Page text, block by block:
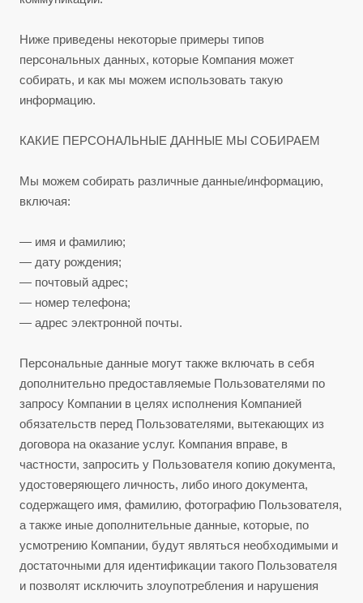
Ниже приведены некоторые примеры типов
персональных данных, которые Компания может
собирать, и как мы можем использовать такую
информацию.
КАКИЕ ПЕРСОНАЛЬНЫЕ ДАННЫЕ МЫ СОБИРАЕМ
Мы можем собирать различные данные/информацию,
включая:
— имя и фамилию;
— дату рождения;
— почтовый адрес;
— номер телефона;
— адрес электронной почты.
Персональные данные могут также включать в себя
дополнительно предоставляемые Пользователями по
запросу Компании в целях исполнения Компанией
обязательств перед Пользователями, вытекающих из
договора на оказание услуг. Компания вправе, в
частности, запросить у Пользователя копию документа,
удостоверяющего личность, либо иного документа,
содержащего имя, фамилию, фотографию Пользователя,
а также иные дополнительные данные, которые, по
усмотрению Компании, будут являться необходимыми и
достаточными для идентификации такого Пользователя
и позволят исключить злоупотребления и нарушения